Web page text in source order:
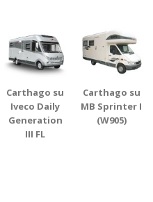
Carthago su
Iveco Daily
Generation
III FL
Carthago su
MB Sprinter I
(W905)